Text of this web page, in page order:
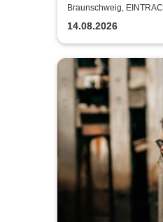
Saison 2026/27
Braunschweig,
14.08.2026